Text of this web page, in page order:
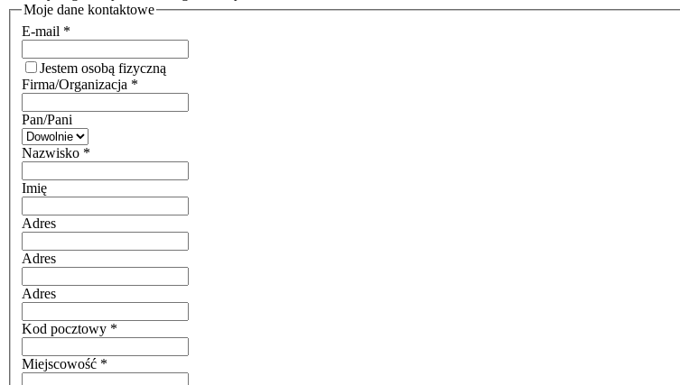
Moje dane kontaktowe
E-mail *
Jestem osobą fizyczną
Firma/Organizacja *
Pan/Pani
Nazwisko *
Imię
Adres
Adres
Adres
Kod pocztowy *
Miejscowość *